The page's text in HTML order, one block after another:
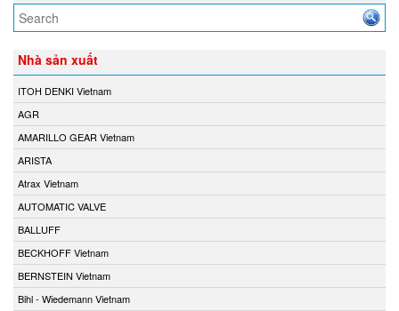
Nhà sản xuất
ITOH DENKI Vietnam
AGR
AMARILLO GEAR Vietnam
ARISTA
Atrax Vietnam
AUTOMATIC VALVE
BALLUFF
BECKHOFF Vietnam
BERNSTEIN Vietnam
Bihl - Wiedemann Vietnam